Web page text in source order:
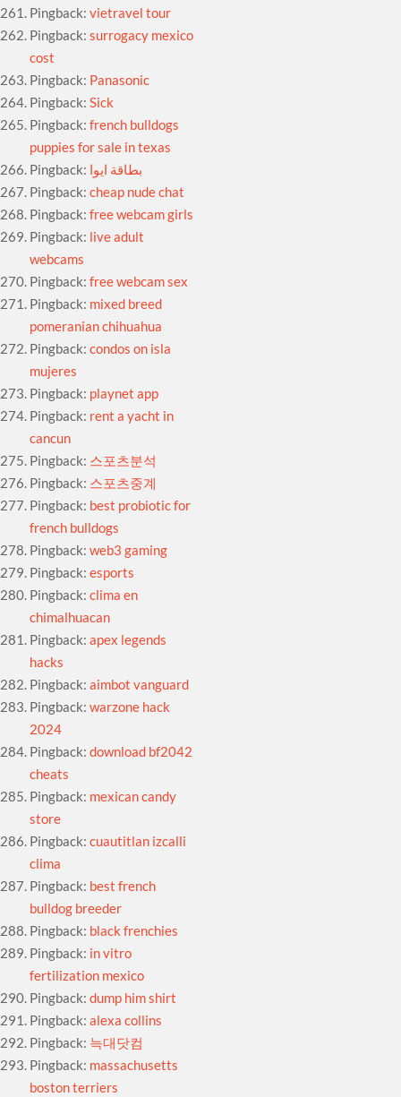
Pingback:vietravel tour
Pingback:surrogacy mexico
cost
Pingback: Panasonic
Pingback:Sick
Pingback:french bulldogs
puppies for sale in texas
Pingback: بطاقة ايوا
Pingback:cheap nude chat
Pingback:free webcam girls
Pingback: live adult
webcams
Pingback:free webcam sex
Pingback: mixed breed
pomeranian chihuahua
Pingback:condos on isla
mujeres
Pingback: playnet app
Pingback: rent a yacht in
cancun
Pingback: 스포츠분석
Pingback: 스포츠중계
Pingback: best probiotic for
french bulldogs
Pingback:web3 gaming
Pingback:esports
Pingback:clima en
chimalhuacan
Pingback:apex legends
hacks
Pingback:aimbot vanguard
Pingback:warzone hack
2024
Pingback:download bf2042
cheats
Pingback: mexican candy
store
Pingback:cuautitlan izcalli
clima
Pingback: best french
bulldog breeder
Pingback: black frenchies
Pingback: in vitro
fertilization mexico
Pingback:dump him shirt
Pingback:alexa collins
Pingback: 늑대닷컴
Pingback: massachusetts
boston terriers